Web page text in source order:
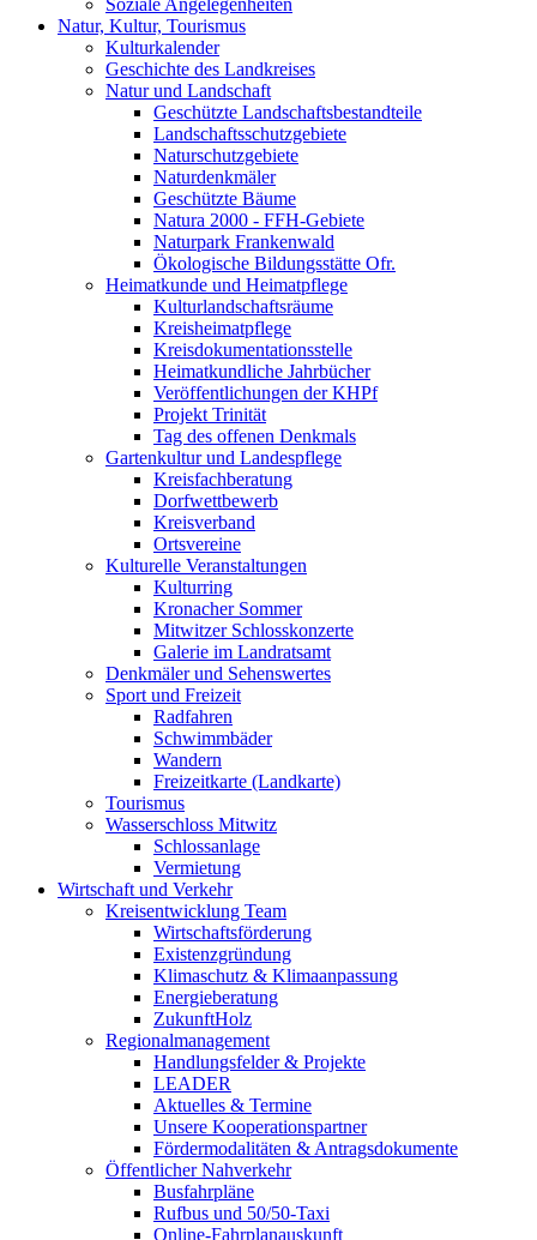
Soziale Angelegenheiten
Natur, Kultur, Tourismus
Kulturkalender
Geschichte des Landkreises
Natur und Landschaft
Geschützte Landschaftsbestandteile
Landschaftsschutzgebiete
Naturschutzgebiete
Naturdenkmäler
Geschützte Bäume
Natura 2000 - FFH-Gebiete
Naturpark Frankenwald
Ökologische Bildungsstätte Ofr.
Heimatkunde und Heimatpflege
Kulturlandschaftsräume
Kreisheimatpflege
Kreisdokumentationsstelle
Heimatkundliche Jahrbücher
Veröffentlichungen der KHPf
Projekt Trinität
Tag des offenen Denkmals
Gartenkultur und Landespflege
Kreisfachberatung
Dorfwettbewerb
Kreisverband
Ortsvereine
Kulturelle Veranstaltungen
Kulturring
Kronacher Sommer
Mitwitzer Schlosskonzerte
Galerie im Landratsamt
Denkmäler und Sehenswertes
Sport und Freizeit
Radfahren
Schwimmbäder
Wandern
Freizeitkarte (Landkarte)
Tourismus
Wasserschloss Mitwitz
Schlossanlage
Vermietung
Wirtschaft und Verkehr
Kreisentwicklung Team
Wirtschaftsförderung
Existenzgründung
Klimaschutz & Klimaanpassung
Energieberatung
ZukunftHolz
Regionalmanagement
Handlungsfelder & Projekte
LEADER
Aktuelles & Termine
Unsere Kooperationspartner
Fördermodalitäten & Antragsdokumente
Öffentlicher Nahverkehr
Busfahrpläne
Rufbus und 50/50-Taxi
Online-Fahrplanauskunft